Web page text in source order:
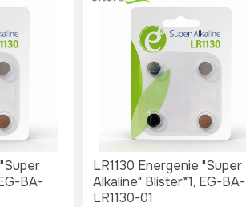
BA-
LR1130 Energenie "Super
Alkaline" Blister*1, EG-BA-
LR1130-01